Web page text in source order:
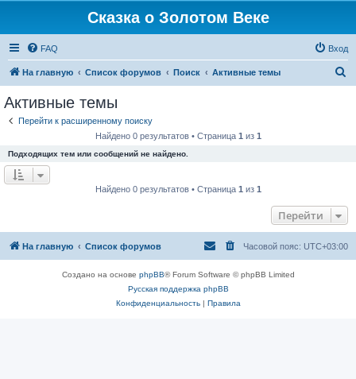
Сказка о Золотом Веке
FAQ Вход
На главную Список форумов Поиск Активные темы
Активные темы
Перейти к расширенному поиску
Найдено 0 результатов • Страница 1 из 1
Подходящих тем или сообщений не найдено.
Найдено 0 результатов • Страница 1 из 1
Перейти
На главную Список форумов Часовой пояс: UTC+03:00
Создано на основе phpBB® Forum Software © phpBB Limited
Русская поддержка phpBB
Конфиденциальность| Правила